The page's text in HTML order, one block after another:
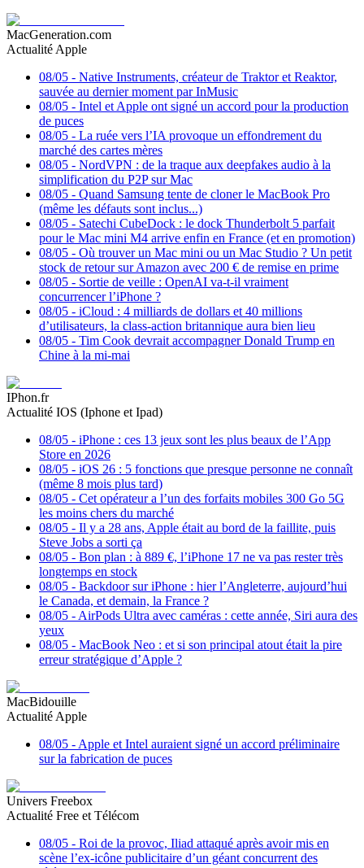
MacGeneration.com
Actualité Apple
08/05 - Native Instruments, créateur de Traktor et Reaktor,
sauvée au dernier moment par InMusic
08/05 - Intel et Apple ont signé un accord pour la production
de puces
08/05 - La ruée vers l’IA provoque un effondrement du
marché des cartes mères
08/05 - NordVPN : de la traque aux deepfakes audio à la
simplification du P2P sur Mac
08/05 - Quand Samsung tente de cloner le MacBook Pro
(même les défauts sont inclus...)
08/05 - Satechi CubeDock : le dock Thunderbolt 5 parfait
pour le Mac mini M4 arrive enfin en France (et en promotion)
08/05 - Où trouver un Mac mini ou un Mac Studio ? Un petit
stock de retour sur Amazon avec 200 € de remise en prime
08/05 - Sortie de veille : OpenAI va-t-il vraiment
concurrencer l’iPhone ?
08/05 - iCloud : 4 milliards de dollars et 40 millions
d’utilisateurs, la class-action britannique aura bien lieu
08/05 - Tim Cook devrait accompagner Donald Trump en
Chine à la mi-mai
IPhon.fr
Actualité IOS (Iphone et Ipad)
08/05 - iPhone : ces 13 jeux sont les plus beaux de l’App
Store en 2026
08/05 - iOS 26 : 5 fonctions que presque personne ne connaît
(même 8 mois plus tard)
08/05 - Cet opérateur a l’un des forfaits mobiles 300 Go 5G
les moins chers du marché
08/05 - Il y a 28 ans, Apple était au bord de la faillite, puis
Steve Jobs a sorti ça
08/05 - Bon plan : à 889 €, l’iPhone 17 ne va pas rester très
longtemps en stock
08/05 - Backdoor sur iPhone : hier l’Angleterre, aujourd’hui
le Canada, et demain, la France ?
08/05 - AirPods Ultra avec caméras : cette année, Siri aura des
yeux
08/05 - MacBook Neo : et si son principal atout était la pire
erreur stratégique d’Apple ?
MacBidouille
Actualité Apple
08/05 - Apple et Intel auraient signé un accord préliminaire
sur la fabrication de puces
Univers Freebox
Actualité Free et Télécom
08/05 - Roi de la provoc, Iliad attaqué après avoir mis en
scène l’ex-icône publicitaire d’un géant concurrent des